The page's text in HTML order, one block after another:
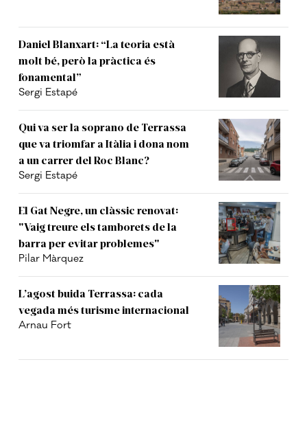
Daniel Blanxart: “La teoria està
molt bé, però la pràctica és
fonamental”
Sergi Estapé
Qui va ser la soprano de Terrassa
que va triomfar a Itàlia i dona nom
a un carrer del Roc Blanc?
Sergi Estapé
El Gat Negre, un clàssic renovat:
"Vaig treure els tamborets de la
barra per evitar problemes"
Pilar Màrquez
L’agost buida Terrassa: cada
vegada més turisme internacional
Arnau Fort